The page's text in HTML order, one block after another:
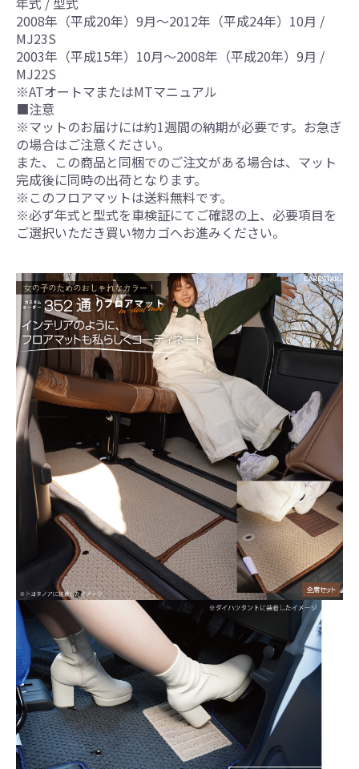
2008年（平成20年）9月～2012年（平成24年）10月 /
MJ23S
2003年（平成15年）10月～2008年（平成20年）9月 /
MJ22S
※ATオートマまたはMTマニュアル
■注意
※マットのお届けには約1週間の納期が必要です。お急ぎ
の場合はご注意ください。
また、この商品と同梱でのご注文がある場合は、マット
完成後に同時の出荷となります。
※このフロアマットは送料無料です。
※必ず年式と型式を車検証にてご確認の上、必要項目を
ご選択いただき買い物カゴへお進みください。